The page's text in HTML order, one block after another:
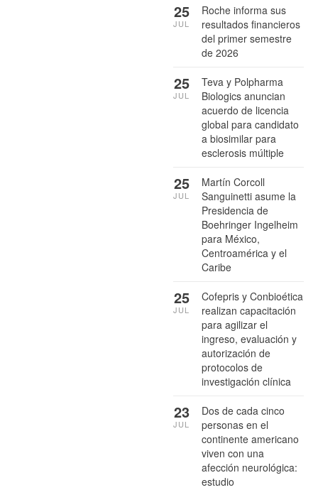
Roche informa sus
resultados financieros
del primer semestre
de 2026
25
JUL
Teva y Polpharma
Biologics anuncian
acuerdo de licencia
global para candidato
a biosimilar para
esclerosis múltiple
25
JUL
Martín Corcoll
Sanguinetti asume la
Presidencia de
Boehringer Ingelheim
para México,
Centroamérica y el
Caribe
25
JUL
Cofepris y Conbioética
realizan capacitación
para agilizar el
ingreso, evaluación y
autorización de
protocolos de
investigación clínica
25
JUL
Dos de cada cinco
personas en el
continente americano
viven con una
afección neurológica:
estudio
23
JUL